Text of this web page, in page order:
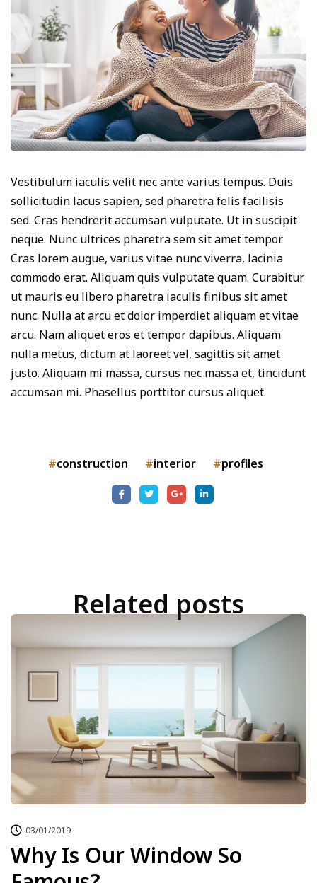
Vestibulum iaculis velit nec ante varius tempus. Duis
sollicitudin lacus sapien, sed pharetra felis facilisis
sed. Cras hendrerit accumsan vulputate. Ut in suscipit
neque. Nunc ultrices pharetra sem sit amet tempor.
Cras lorem augue, varius vitae nunc viverra, lacinia
commodo erat. Aliquam quis vulputate quam. Curabitur
ut mauris eu libero pharetra iaculis finibus sit amet
nunc. Nulla at arcu et dolor imperdiet aliquam et vitae
arcu. Nam aliquet eros et tempor dapibus. Aliquam
nulla metus, dictum at laoreet vel, sagittis sit amet
justo. Aliquam mi massa, cursus nec massa et, tincidunt
accumsan mi. Phasellus porttitor cursus aliquet.
construction interior profiles
Related posts
03/01/2019
Why Is Our Window So